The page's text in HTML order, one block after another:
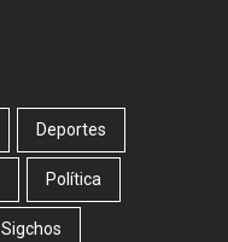
Deportes
Política
Sigchos